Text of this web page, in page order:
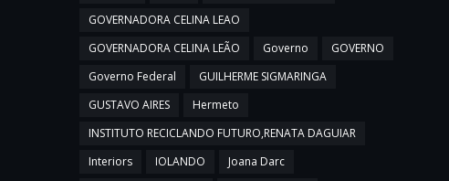
GOVERNADORA CELINA LEAO
GOVERNADORA CELINA LEÃO
Governo
GOVERNO
Governo Federal
GUILHERME SIGMARINGA
GUSTAVO AIRES
Hermeto
INSTITUTO RECICLANDO FUTURO,RENATA DAGUIAR
Interiors
IOLANDO Joana Darc